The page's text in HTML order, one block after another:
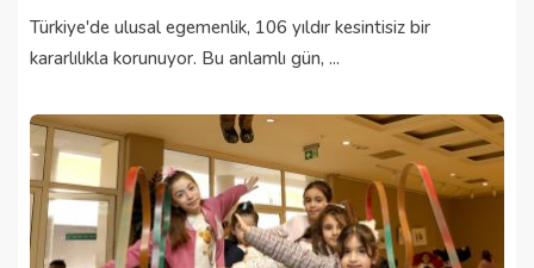
Türkiye'de ulusal egemenlik, 106 yıldır kesintisiz bir
kararlılıkla korunuyor. Bu anlamlı gün, ...